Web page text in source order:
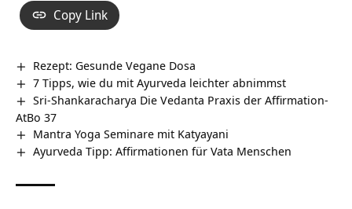
Copy Link
Rezept: Gesunde Vegane Dosa
7 Tipps, wie du mit Ayurveda leichter abnimmst
Sri-Shankaracharya Die Vedanta Praxis der Affirmation-
AtBo 37
Mantra Yoga Seminare mit Katyayani
Ayurveda Tipp: Affirmationen für Vata Menschen